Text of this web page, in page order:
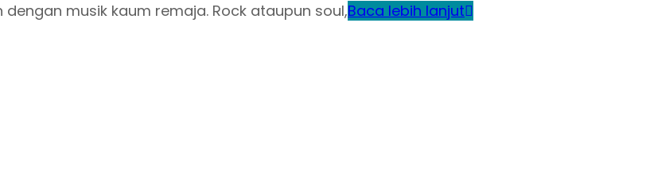
musik kaum remaja. Rock ataupun soul,Baca lebih lanjut